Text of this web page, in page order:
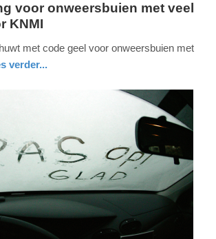
voor onweersbuien met veel
KNMI
met code geel voor onweersbuien met
verder...